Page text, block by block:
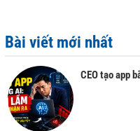
Bài viết mới nhất
CEO tạo app